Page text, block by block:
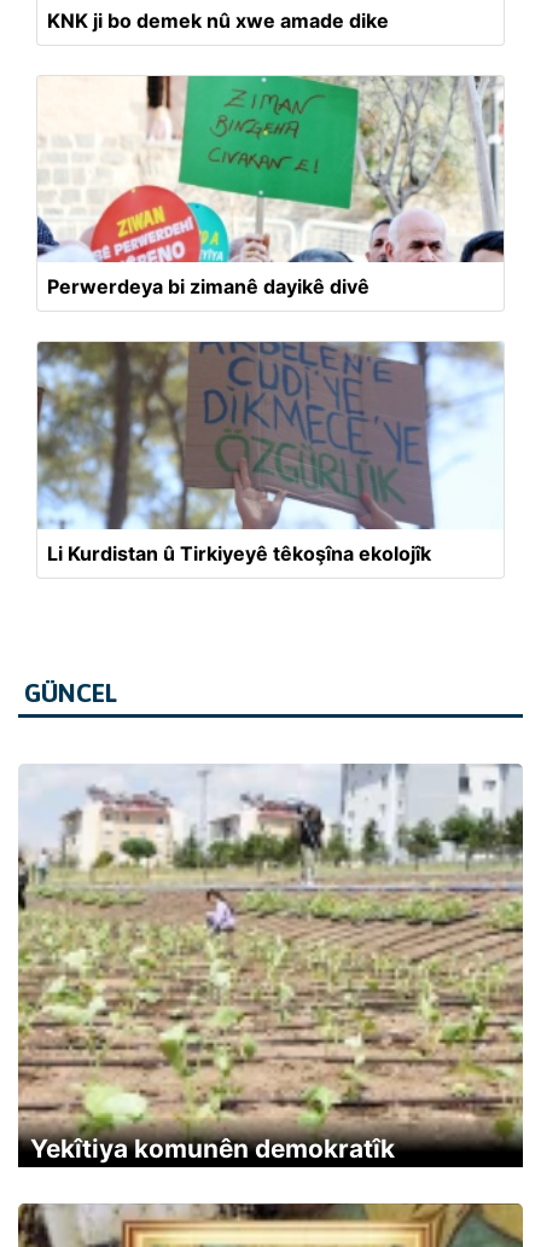
KNK ji bo demek nû xwe amade dike
Perwerdeya bi zimanê dayikê divê
Li Kurdistan û Tirkiyeyê têkoşîna ekolojîk
GÜNCEL
Yekîtiya komunên demokratîk